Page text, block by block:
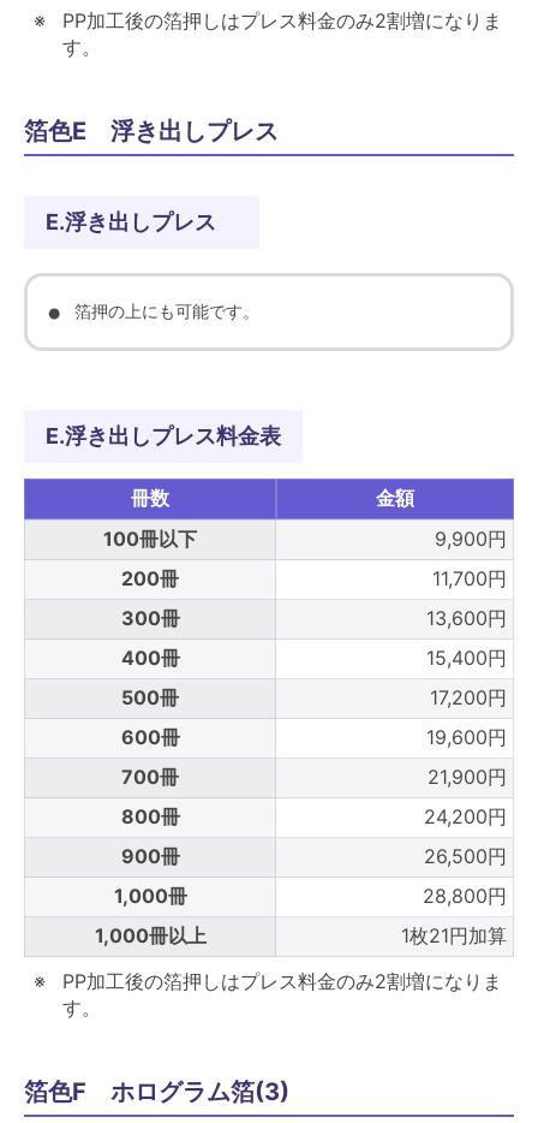
PP加工後の箔押しはプレス料金のみ2割増になりま
す。
箔色E 浮き出しプレス
E.浮き出しプレス
箔押の上にも可能です。
E.浮き出しプレス料金表
冊数
金額
100冊以下
9,900円
200冊
11,700円
300冊
13,600円
400冊
15,400円
500冊
17,200円
600冊
19,600円
700冊
21,900円
800冊
24,200円
900冊
26,500円
1,000冊
28,800円
1,000冊以上
1枚21円加算
PP加工後の箔押しはプレス料金のみ2割増になりま
す。
箔色F ホログラム箔(3)